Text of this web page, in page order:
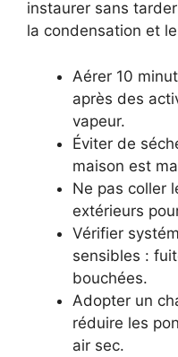
instaurer sans
la condensation et
Aérer 10
après des
vapeur.
Éviter de
maison est
Ne pas coller
extérieurs
Vérifier
sensibles :
bouchées.
Adopter un
réduire les
air sec.